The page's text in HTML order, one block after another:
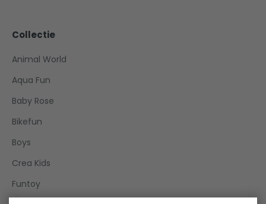
Collectie
Animal World
Aqua Fun
Baby Rose
Bikefun
Boys
Crea Kids
Funtoy